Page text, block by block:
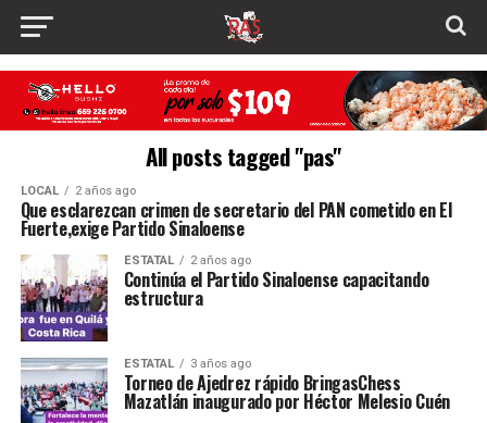
All posts tagged "pas"
LOCAL 2 años ago
Que esclarezcan crimen de secretario del PAN cometido en El
Fuerte,exige Partido Sinaloense
ESTATAL 2 años ago
Continúa el Partido Sinaloense capacitando
estructura
ESTATAL 3 años ago
Torneo de Ajedrez rápido BringasChess
Mazatlán inaugurado por Héctor Melesio Cuén